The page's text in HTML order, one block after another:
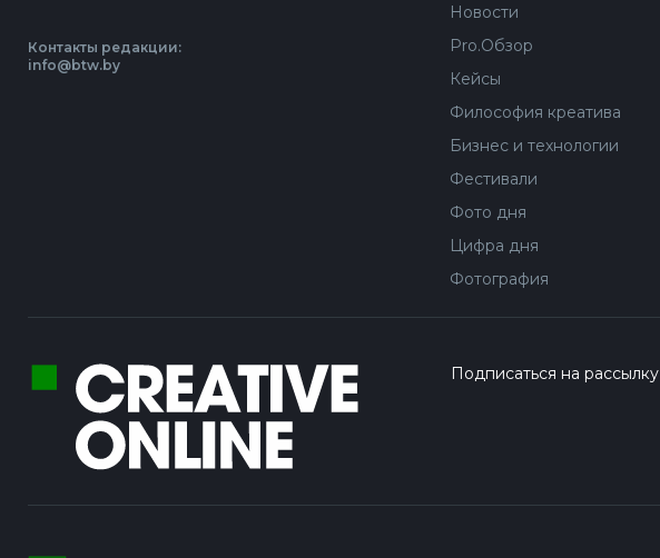
Контакты редакции:
info@btw.by
Новости
Pro.Обзор
Кейсы
Философия креатива
Бизнес и технологии
Фестивали
Фото дня
Цифра дня
Фотография
Подписаться на рассылку